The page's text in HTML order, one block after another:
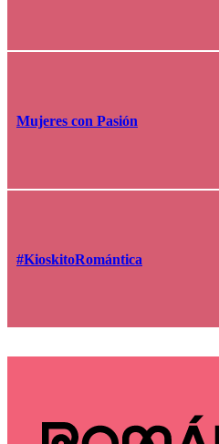
Mujeres con Pasión
#KioskitoRomántica